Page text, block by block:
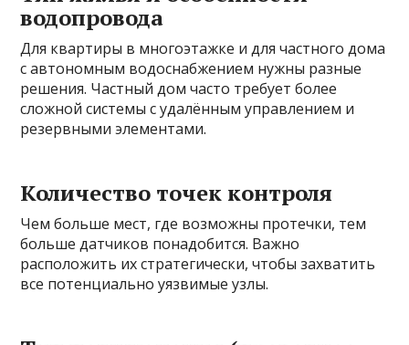
водопровода
Для квартиры в многоэтажке и для частного дома
с автономным водоснабжением нужны разные
решения. Частный дом часто требует более
сложной системы с удалённым управлением и
резервными элементами.
Количество точек контроля
Чем больше мест, где возможны протечки, тем
больше датчиков понадобится. Важно
расположить их стратегически, чтобы захватить
все потенциально уязвимые узлы.